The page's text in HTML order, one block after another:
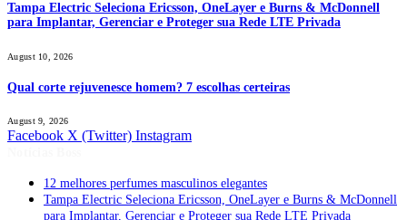
Tampa Electric Seleciona Ericsson, OneLayer e Burns & McDonnell
para Implantar, Gerenciar e Proteger sua Rede LTE Privada
August 10, 2026
Qual corte rejuvenesce homem? 7 escolhas certeiras
August 9, 2026
Facebook X (Twitter) Instagram
12 melhores perfumes masculinos elegantes
Tampa Electric Seleciona Ericsson, OneLayer e Burns & McDonnell
para Implantar, Gerenciar e Proteger sua Rede LTE Privada